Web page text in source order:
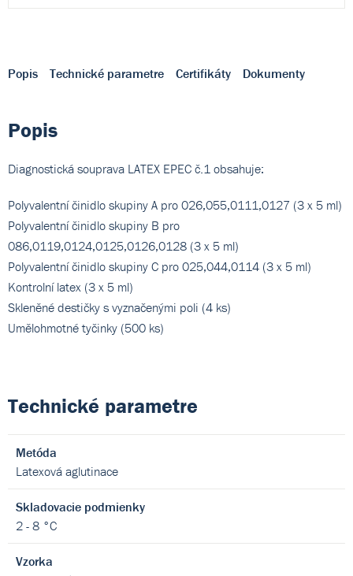
Popis Technické parametre Certifikáty Dokumenty
Popis
Diagnostická souprava LATEX EPEC č.1 obsahuje:
Polyvalentní činidlo skupiny A pro 026,055,0111,0127 (3 x 5 ml)
Polyvalentní činidlo skupiny B pro
086,0119,0124,0125,0126,0128 (3 x 5 ml)
Polyvalentní činidlo skupiny C pro 025,044,0114 (3 x 5 ml)
Kontrolní latex (3 x 5 ml)
Skleněné destičky s vyznačenými poli (4 ks)
Umělohmotné tyčinky (500 ks)
Technické parametre
Metóda
Latexová aglutinace
Skladovacie podmienky
2 - 8 °C
Vzorka